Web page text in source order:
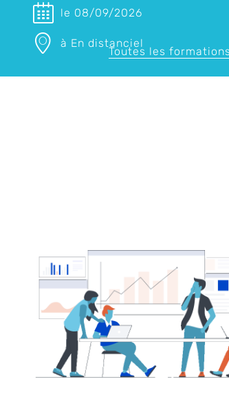
le 08/09/2026
à En distanciel
Toutes les formations